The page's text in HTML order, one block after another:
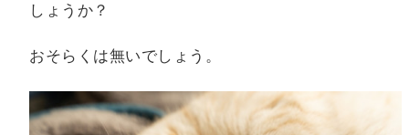
しょうか？
おそらくは無いでしょう。